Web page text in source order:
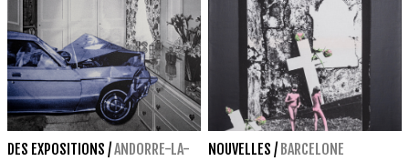
DES EXPOSITIONS /ANDORRE-LA-
NOUVELLES / BARCELONE